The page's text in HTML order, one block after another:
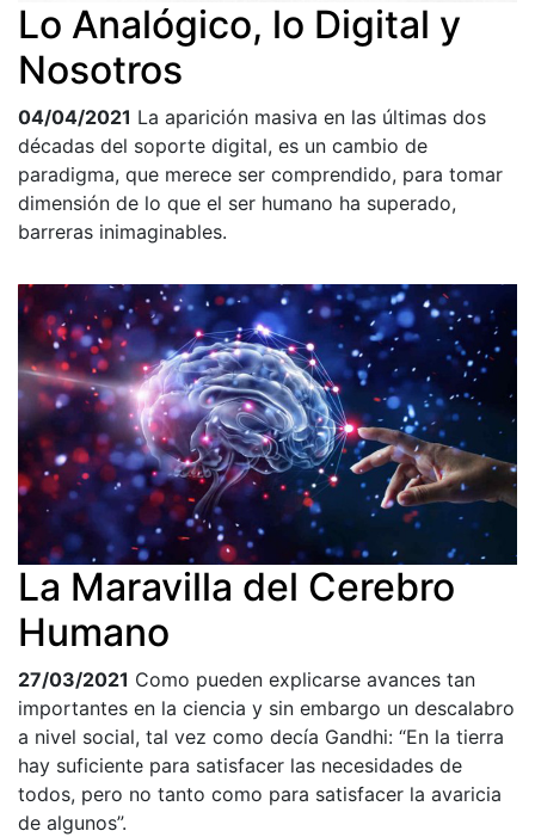
Lo Analógico, lo Digital y
Nosotros
04/04/2021 La aparición masiva en las últimas dos
décadas del soporte digital, es un cambio de
paradigma, que merece ser comprendido, para tomar
dimensión de lo que el ser humano ha superado,
barreras inimaginables.
La Maravilla del Cerebro
Humano
27/03/2021 Como pueden explicarse avances tan
importantes en la ciencia y sin embargo un descalabro
a nivel social, tal vez como decía Gandhi: “En la tierra
hay suficiente para satisfacer las necesidades de
todos, pero no tanto como para satisfacer la avaricia
de algunos”.